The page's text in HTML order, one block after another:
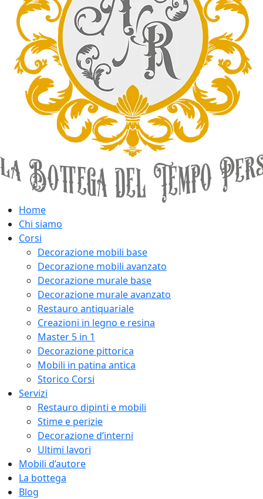
Home
Chi siamo
Corsi
Decorazione mobili base
Decorazione mobili avanzato
Decorazione murale base
Decorazione murale avanzato
Restauro antiquariale
Creazioni in legno e resina
Master 5 in 1
Decorazione pittorica
Mobili in patina antica
Storico Corsi
Servizi
Restauro dipinti e mobili
Stime e perizie
Decorazione d’interni
Ultimi lavori
Mobili d’autore
La bottega
Blog